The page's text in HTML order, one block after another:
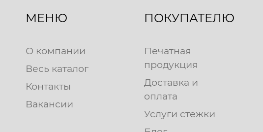
МЕНЮ
О компании
Весь каталог
Контакты
Вакансии
ПОКУПАТЕЛЮ
Печатная
продукция
Доставка и
оплата
Услуги стежки